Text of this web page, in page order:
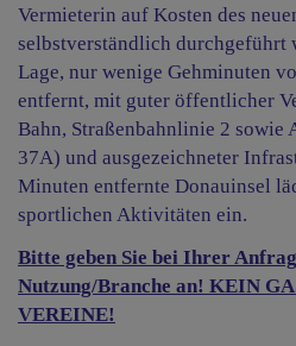
Vermieterin auf Kosten des
selbstverständlich durchgeführt
Lage, nur wenige Gehminuten
entfernt, mit guter öffentlicher
Bahn, Straßenbahnlinie 2 sowie
37A) und ausgezeichneter
Minuten entfernte Donauinsel
sportlichen Aktivitäten ein.
Bitte geben Sie bei Ihrer
Nutzung/Branche an! KEIN
VEREINE!